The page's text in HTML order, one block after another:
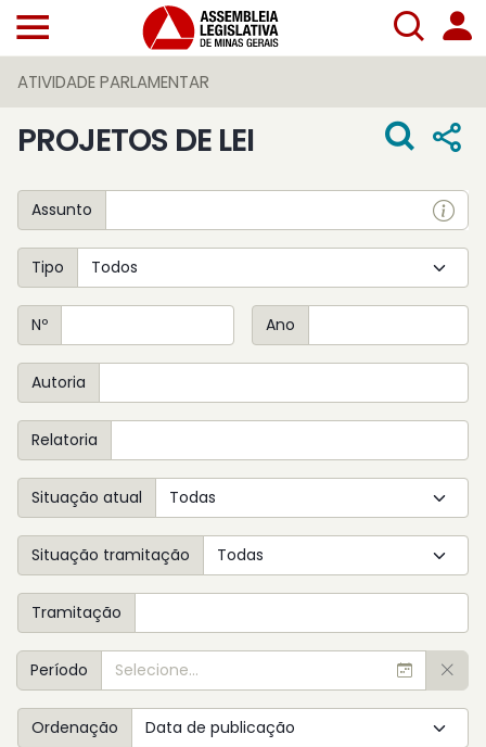
ATIVIDADE PARLAMENTAR
PROJETOS DE LEI
Assunto
Tipo
Nº Ano
Autoria
Relatoria
Situação atual
Situação tramitação
Tramitação
Período
Ordenação